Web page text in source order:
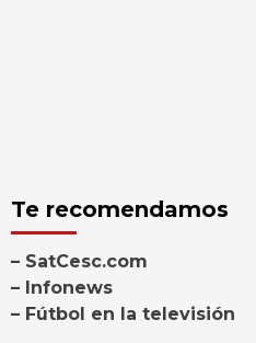
Te recomendamos
– SatCesc.com
– Infonews
– Fútbol en la televisión